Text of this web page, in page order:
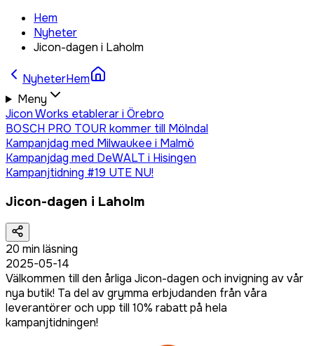
Hem
Nyheter
Jicon-dagen i Laholm
NyheterHem
Meny
Jicon Works etablerar i Örebro
BOSCH PRO TOUR kommer till Mölndal
Kampanjdag med Milwaukee i Malmö
Kampanjdag med DeWALT i Hisingen
Kampanjtidning #19 UTE NU!
Jicon-dagen i Laholm
20 min läsning
2025-05-14
Välkommen till den årliga Jicon-dagen och invigning av vår
nya butik! Ta del av grymma erbjudanden från våra
leverantörer och upp till 10% rabatt på hela
kampanjtidningen!